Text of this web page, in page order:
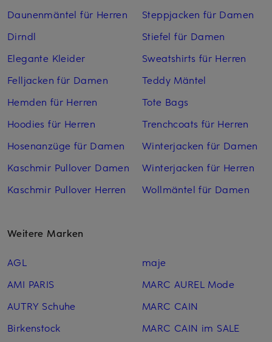
Daunenmäntel für Herren
Dirndl
Elegante Kleider
Felljacken für Damen
Hemden für Herren
Hoodies für Herren
Hosenanzüge für Damen
Kaschmir Pullover Damen
Kaschmir Pullover Herren
Steppjacken für Damen
Stiefel für Damen
Sweatshirts für Herren
Teddy Mäntel
Tote Bags
Trenchcoats für Herren
Winterjacken für Damen
Winterjacken für Herren
Wollmäntel für Damen
Weitere Marken
AGL
AMI PARIS
AUTRY Schuhe
Birkenstock
maje
MARC AUREL Mode
MARC CAIN
MARC CAIN im SALE